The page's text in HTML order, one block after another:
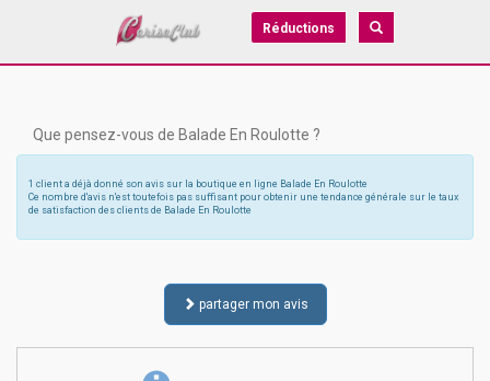
Réductions
Que pensez-vous de Balade En Roulotte ?
1 client a déjà donné son avis sur la boutique en ligne Balade En Roulotte
Ce nombre d'avis n'est toutefois pas suffisant pour obtenir une tendance générale sur le taux
de satisfaction des clients de Balade En Roulotte
partager mon avis